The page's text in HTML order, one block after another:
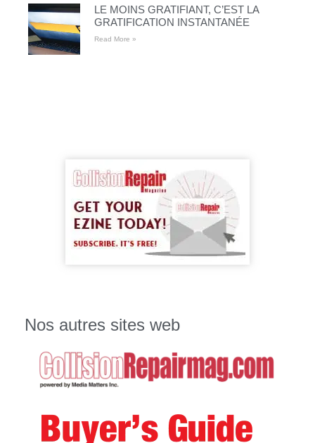
LE MOINS GRATIFIANT, C’EST LA
GRATIFICATION INSTANTANÉE
Read More »
Nos autres sites web